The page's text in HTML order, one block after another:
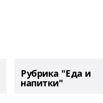
Рубрика "Еда и
напитки"